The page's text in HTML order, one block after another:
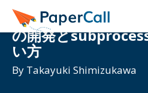
ssh-agentに鍵を一
の開発と
い方
By Takayuki Shimizukawa